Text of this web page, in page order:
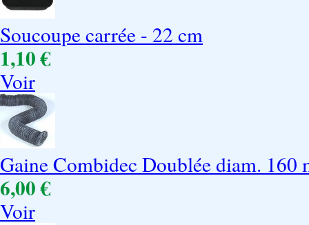
Soucoupe carrée - 22 cm
1,10 €
Voir
Gaine Combidec Doublée diam. 160
6,00 €
Voir